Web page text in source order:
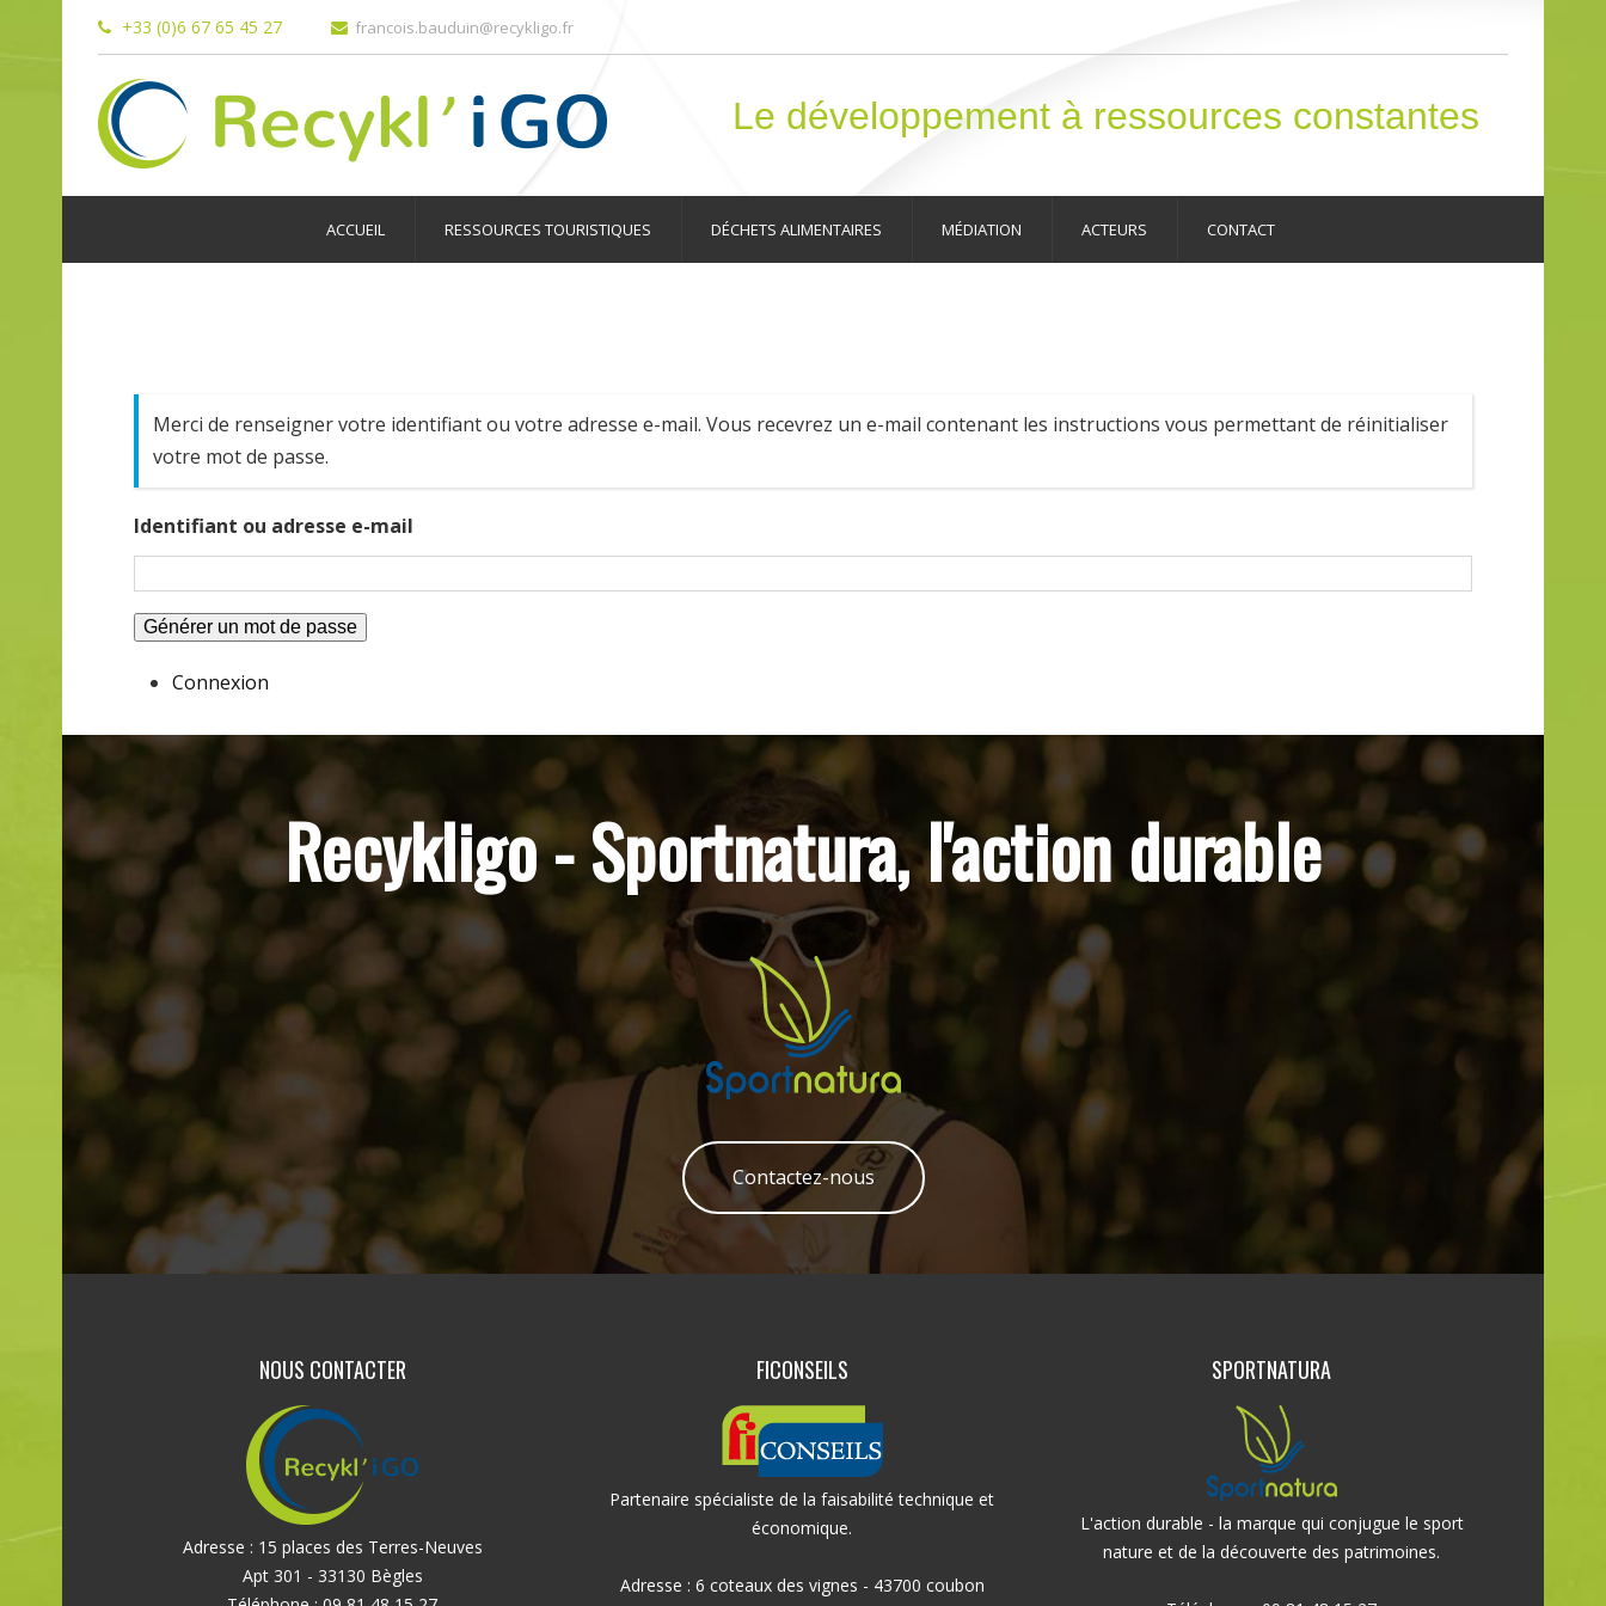
+33 (0)6 67 65 45 27 francois.bauduin@recykligo.fr
Le développement à ressources constantes
ACCUEIL RESSOURCES TOURISTIQUES DÉCHETS ALIMENTAIRES MÉDIATION ACTEURS CONTACT
Merci de renseigner votre identifiant ou votre adresse e-mail. Vous recevrez un e-mail contenant les instructions vous permettant de réinitialiser
votre mot de passe.
Identifiant ou adresse e-mail
Générer un mot de passe
Connexion
Recykligo - Sportnatura, l'action durable
Contactez-nous
NOUS CONTACTER
Adresse : 15 places des Terres-Neuves
Apt 301 - 33130 Bègles
FICONSEILS
Partenaire spécialiste de la faisabilité technique et
économique.
Adresse : 6 coteaux des vignes - 43700 coubon
SPORTNATURA
L'action durable - la marque qui conjugue le sport
nature et de la découverte des patrimoines.